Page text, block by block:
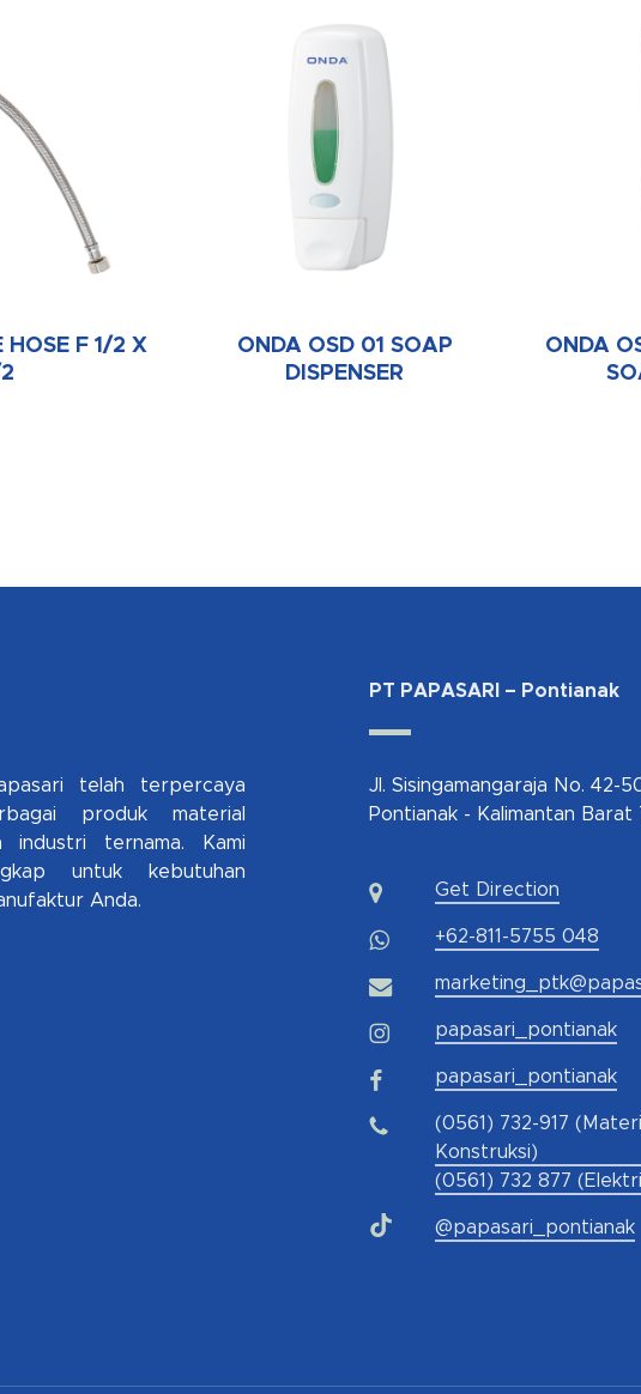
HOSE F 1/2 X
ONDA OSD 01 SOAP
DISPENSER
ONDA
telah terpercaya
produk material
industri ternama. Kami
untuk kebutuhan
Anda.
PT PAPASARI – Pontianak
Jl. Sisingamangaraja No. 42-
Pontianak - Kalimantan Barat
Get Direction
+62-811-5755 048
papasari_pontianak
papasari_pontianak
(0561) 732-917
Konstruksi)
(0561) 732 877
@papasari_pontianak